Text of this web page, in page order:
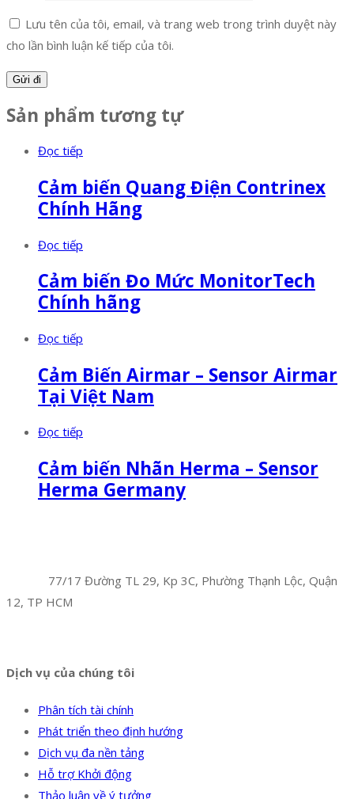
Lưu tên của tôi, email, và trang web trong trình duyệt này
cho lần bình luận kế tiếp của tôi.
Sản phẩm tương tự
Đọc tiếp
Cảm biến Quang Điện Contrinex
Chính Hãng
Đọc tiếp
Cảm biến Đo Mức MonitorTech
Chính hãng
Đọc tiếp
Cảm Biến Airmar – Sensor Airmar
Tại Việt Nam
Đọc tiếp
Cảm biến Nhãn Herma – Sensor
Herma Germany
77/17 Đường TL 29, Kp 3C, Phường Thạnh Lộc, Quận
12, TP HCM
Dịch vụ của chúng tôi
Phân tích tài chính
Phát triển theo định hướng
Dịch vụ đa nền tảng
Hỗ trợ Khởi động
Thảo luận về ý tưởng